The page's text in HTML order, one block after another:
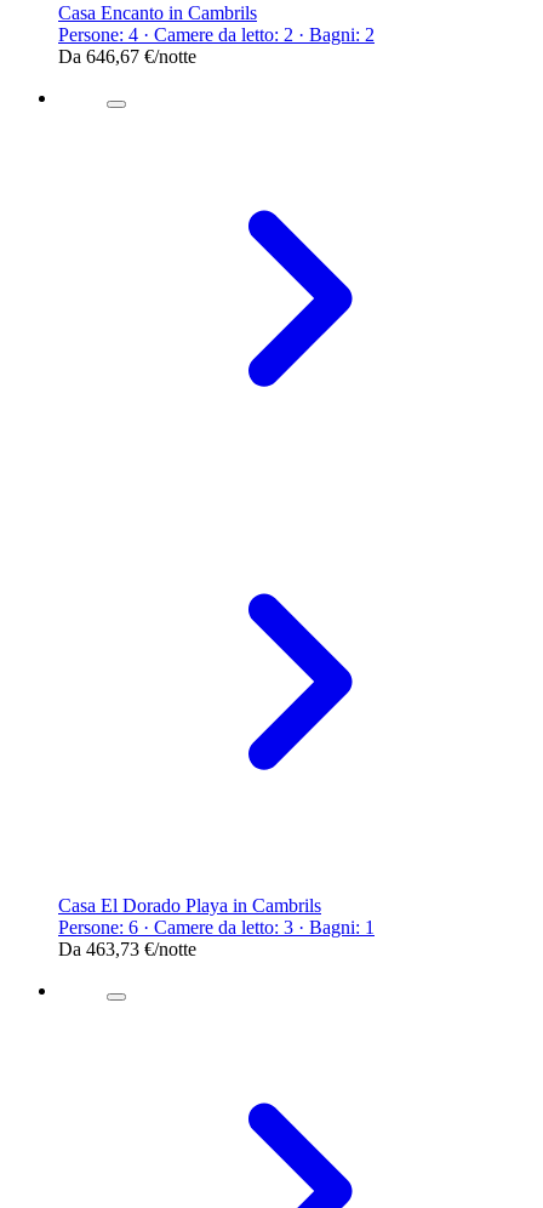
Casa Encanto in Cambrils
Persone: 4 · Camere da letto: 2 · Bagni: 2
Da 646,67 €/notte
Casa El Dorado Playa in Cambrils
Persone: 6 · Camere da letto: 3 · Bagni: 1
Da 463,73 €/notte